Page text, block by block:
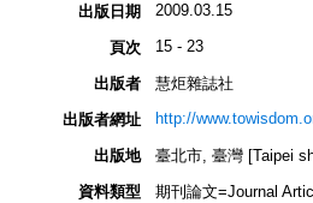
出版日期 2009.03.15
頁次 15 - 23
出版者
慧炬雜誌社
出版者網址
http://
出版地
臺北市, 臺灣 [Taipei
資料類型
期刊論文=Journal